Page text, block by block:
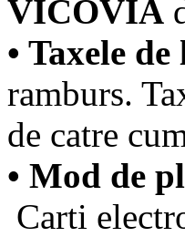
VICOVIA
• Taxele
ramburs.
de catre
• Mod de
Carti